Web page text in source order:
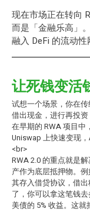
现在市场正在转向
而是「金融乐高」
融入 DeFi 的流动性
让死钱变活
试想一个场景，你在
借出现金，进行再投
在早期的 RWA 项目
Uniswap 上快速变现
<br>
RWA 2.0 的重点就是
产作为底层抵押物。
其存入借贷协议，借
了，你可以拿这笔钱
美债的 5% 收益。这就